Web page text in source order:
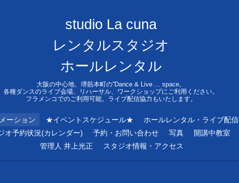
studio La cuna
レンタルスタジオ
ホールレンタル
大阪の中心地、堺筋本町の“Dance & Live ... space。
各種ダンスのライブ会場、リハーサル、ワークショップにご利用ください。
フラメンコでのご利用可能。ライブ配信協力もいたします。
ーション ★イベントスケジュール★ ホールレンタル・ライブ配信
オ予約状況(カレンダー) 予約・お問い合わせ 写真 開講中教室
管理人 井上光正
スタジオ情報・アクセス